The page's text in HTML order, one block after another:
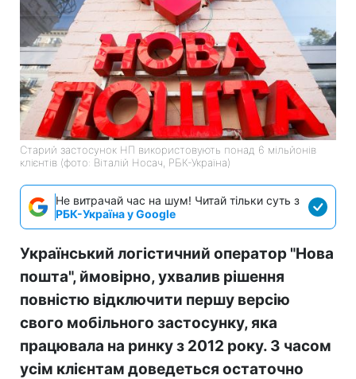
Старий застосунок НП використовують понад 6 мільйонів
клієнтів (фото: Віталій Носач, РБК-Україна)
Не витрачай час на шум! Читай тільки суть з
РБК-Україна у Google
Український логістичний оператор "Нова
пошта", ймовірно, ухвалив рішення
повністю відключити першу версію
свого мобільного застосунку, яка
працювала на ринку з 2012 року. З часом
усім клієнтам доведеться остаточно